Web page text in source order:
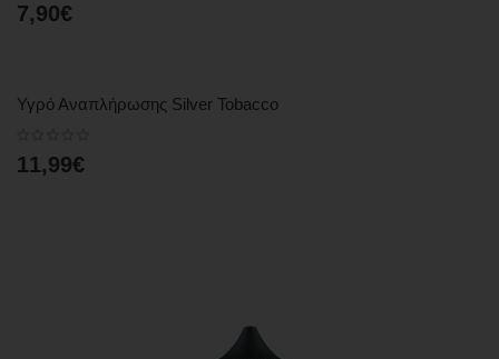
7,90€
Υγρό Αναπλήρωσης Silver Tobacco
11,99€